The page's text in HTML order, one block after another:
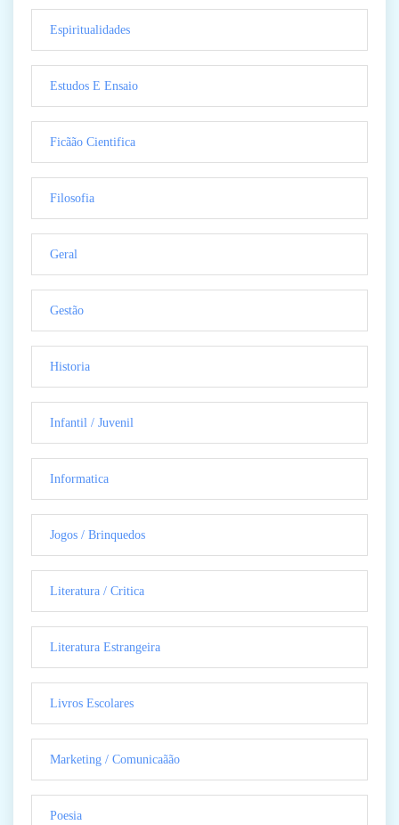
Espiritualidades
Estudos E Ensaio
Ficãão Cientifica
Filosofia
Geral
Gestão
Historia
Infantil / Juvenil
Informatica
Jogos / Brinquedos
Literatura / Critica
Literatura Estrangeira
Livros Escolares
Marketing / Comunicaãão
Poesia